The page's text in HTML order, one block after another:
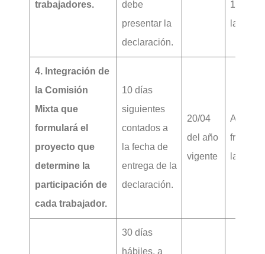
trabajadores.
debe
presentar la
declaración.
121 y
la LFT.
4. Integración de
la Comisión
Mixta que
formulará el
proyecto que
determine la
participación de
cada trabajador.
10 días
siguientes
contados a
la fecha de
entrega de la
declaración.
20/04
del año
vigente
Artículo
fracción
la LFT.
30 días
hábiles, a